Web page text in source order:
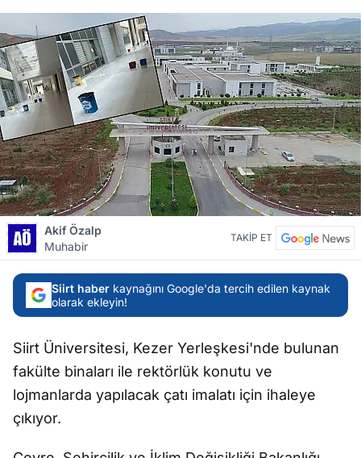
Akif Özalp
Muhabir
TAKİP ET
Siirt haber kaynağını Google'da tercih edilen kaynak
olarak ekleyin!
Siirt Üniversitesi, Kezer Yerleşkesi'nde bulunan
fakülte binaları ile rektörlük konutu ve
lojmanlarda yapılacak çatı imalatı için ihaleye
çıkıyor.